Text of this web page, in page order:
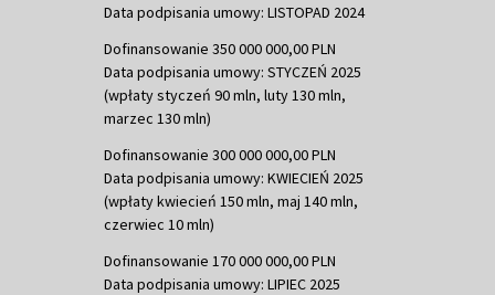
Data podpisania umowy: LISTOPAD 2024
Dofinansowanie 350 000 000,00 PLN
Data podpisania umowy: STYCZEŃ 2025
(wpłaty styczeń 90 mln, luty 130 mln,
marzec 130 mln)
Dofinansowanie 300 000 000,00 PLN
Data podpisania umowy: KWIECIEŃ 2025
(wpłaty kwiecień 150 mln, maj 140 mln,
czerwiec 10 mln)
Dofinansowanie 170 000 000,00 PLN
Data podpisania umowy: LIPIEC 2025